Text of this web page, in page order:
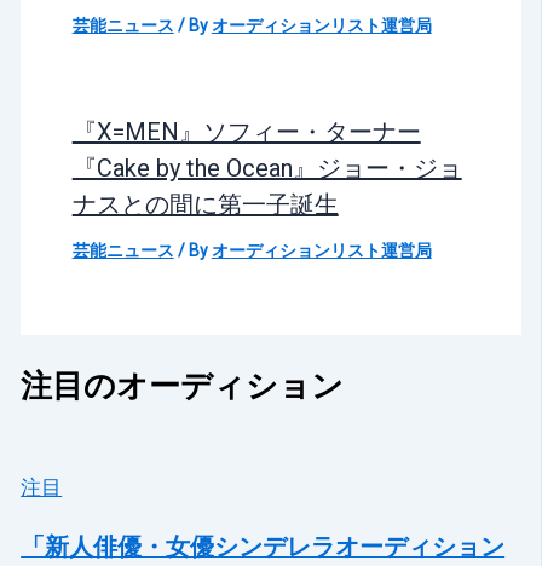
芸能ニュース / Byオーディションリスト運営局
『X=MEN』ソフィー・ターナー
『Cake by the Ocean』ジョー・ジョ
ナスとの間に第一子誕生
芸能ニュース / Byオーディションリスト運営局
注目のオーディション
注目
「新人俳優・女優シンデレラオーディション